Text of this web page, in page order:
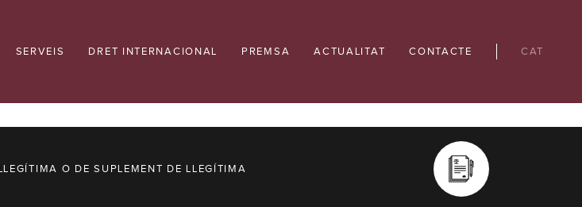
SERVEIS DRET INTERNACIONAL PREMSA ACTUALITAT CONTACTE CAT
O DE SUPLEMENT DE LLEGÍTIMA